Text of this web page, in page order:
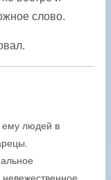
слово.
ему людей в